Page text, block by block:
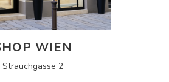
WIEN
Strauchgasse 2